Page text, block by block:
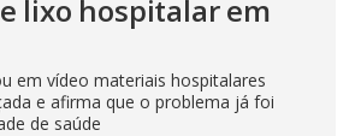
lixo hospitalar em
em vídeo materiais hospitalares
e afirma que o problema já foi
de saúde